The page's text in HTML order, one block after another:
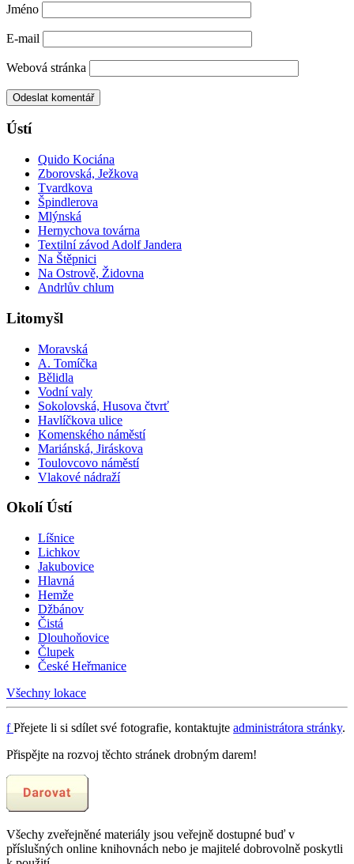
Jméno
E-mail
Webová stránka
Ústí
Quido Kociána
Zborovská, Ježkova
Tvardkova
Špindlerova
Mlýnská
Hernychova továrna
Textilní závod Adolf Jandera
Na Štěpnici
Na Ostrově, Židovna
Andrlův chlum
Litomyšl
Moravská
A. Tomíčka
Bělidla
Vodní valy
Sokolovská, Husova čtvrť
Havlíčkova ulice
Komenského náměstí
Mariánská, Jiráskova
Toulovcovo náměstí
Vlakové nádraží
Okolí Ústí
Líšnice
Lichkov
Jakubovice
Hlavná
Hemže
Džbánov
Čistá
Dlouhoňovice
Člupek
České Heřmanice
Všechny lokace
f Přejete li si sdílet své fotografie, kontaktujte administrátora stránky.
Přispějte na rozvoj těchto stránek drobným darem!
Všechy zveřejněné materiály jsou veřejně dostupné buď v
příslušných online knihovnách nebo je majitelé dobrovolně poskytli